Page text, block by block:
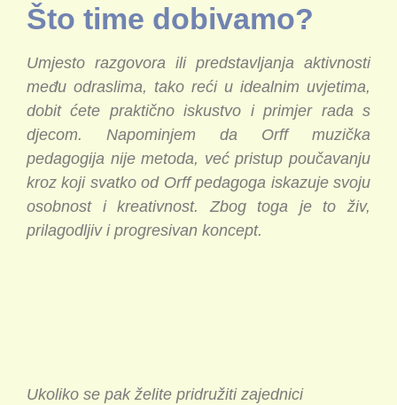
Što time dobivamo?
Umjesto razgovora ili predstavljanja aktivnosti
među odraslima, tako reći u idealnim uvjetima,
dobit ćete praktično iskustvo i primjer rada s
djecom. Napominjem da Orff muzička
pedagogija nije metoda, već pristup poučavanju
kroz koji svatko od Orff pedagoga iskazuje svoju
osobnost i kreativnost. Zbog toga je to živ,
prilagodljiv i progresivan koncept.
Ukoliko se pak želite pridružiti zajednici